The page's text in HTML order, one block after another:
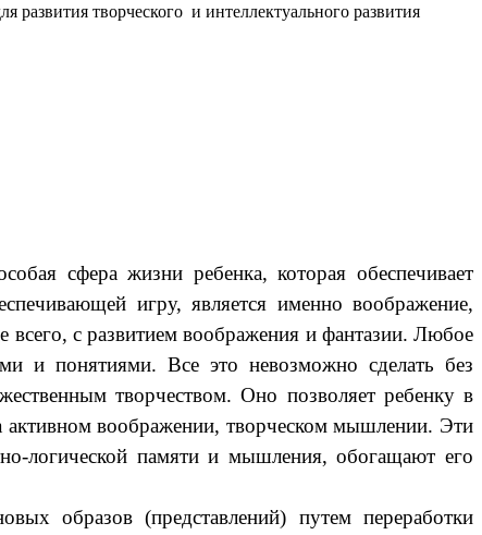
творческого и интеллектуального развития
сфера жизни ребенка, которая обеспечивает
игру, является именно воображение,
всего, с развитием воображения и фантазии. Любое
и понятиями. Все это невозможно сделать без
творчеством. Оно позволяет ребенку в
активном воображении, творческом мышлении. Эти
логической памяти и мышления, обогащают его
образов (представлений) путем переработки